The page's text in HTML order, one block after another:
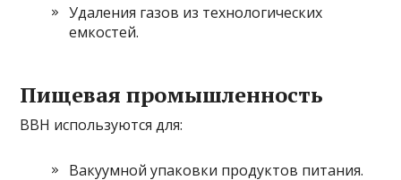
Удаления газов из технологических
емкостей.
Пищевая промышленность
ВВН используются для:
Вакуумной упаковки продуктов питания.